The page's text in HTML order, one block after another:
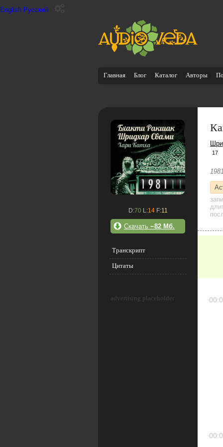
English Русский
Главная Блог Каталог Авторы
D:70L:14F:11
Скачать ~82 Мб.
Транскрипт
Цитаты
advertising placeholder
17